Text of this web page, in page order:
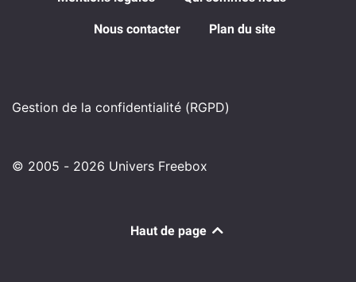
Nous contacter Plan du site
Gestion de la confidentialité (RGPD)
© 2005 - 2026 Univers Freebox
Haut de page